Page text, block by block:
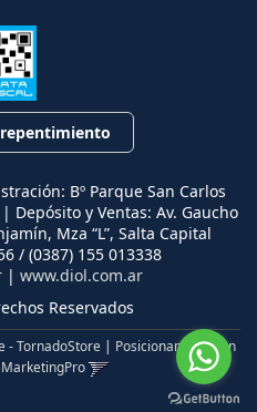
Bº Parque San Carlos
Depósito y Ventas: Av. Gaucho
Mza “L”, Salta Capital
/ (0387) 155 013338
| www.diol.com.ar
Reservados
- TornadoStore | Posicionamiento en